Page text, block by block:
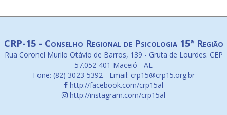
CRP-15 - Conselho Regional de Psicologia 15ª Região
Rua Coronel Murilo Otávio de Barros, 139 - Gruta de Lourdes. CEP
57.052-401 Maceió - AL
Fone: (82) 3023-5392 - Email: crp15@crp15.org.br
http://facebook.com/crp15al
http://instagram.com/crp15al